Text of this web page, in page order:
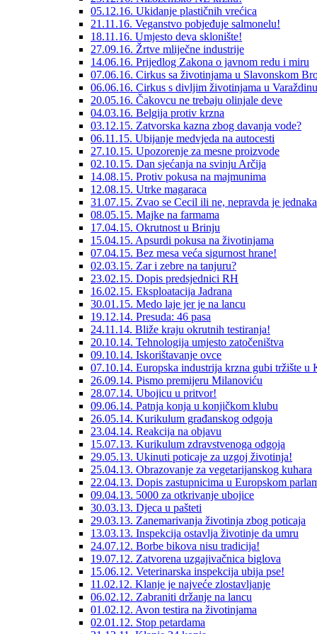
05.12.16. Ukidanje plastičnih vrećica
21.11.16. Veganstvo pobjeđuje salmonelu!
18.11.16. Umjesto deva sklonište!
27.09.16. Žrtve mliječne industrije
14.06.16. Prijedlog Zakona o javnom redu i miru
07.06.16. Cirkus sa životinjama u Slavonskom
06.06.16. Cirkus s divljim životinjama u Varaždinu
20.05.16. Čakovcu ne trebaju olinjale deve
04.03.16. Belgija protiv krzna
03.12.15. Zatvorska kazna zbog davanja vode?
06.11.15. Ubijanje medvjeda na autocesti
27.10.15. Upozorenje za mesne proizvode
02.10.15. Dan sjećanja na svinju Arčija
14.08.15. Protiv pokusa na majmunima
12.08.15. Utrke magaraca
31.07.15. Zvao se Cecil ili ne, nepravda je jednaka
08.05.15. Majke na farmama
17.04.15. Okrutnost u Brinju
15.04.15. Apsurdi pokusa na životinjama
07.04.15. Bez mesa veća sigurnost hrane!
02.03.15. Zar i zebre na tanjuru?
23.02.15. Dopis predsjednici RH
16.02.15. Eksploatacija Jadrana
30.01.15. Medo laje jer je na lancu
19.12.14. Presuda: 46 pasa
24.11.14. Bliže kraju okrutnih testiranja!
20.10.14. Tehnologija umjesto zatočeništva
09.10.14. Iskorištavanje ovce
07.10.14. Europska industrija krzna gubi tržište u
26.09.14. Pismo premijeru Milanoviću
28.07.14. Ubojicu u pritvor!
09.06.14. Patnja konja u konjičkom klubu
26.05.14. Kurikulum građanskog odgoja
23.04.14. Reakcija na objavu
15.07.13. Kurikulum zdravstvenoga odgoja
29.05.13. Ukinuti poticaje za uzgoj životinja!
25.04.13. Obrazovanje za vegetarijanskog kuhara
22.04.13. Dopis zastupnicima u Europskom
09.04.13. 5000 za otkrivanje ubojice
30.03.13. Djeca u pašteti
29.03.13. Zanemarivanja životinja zbog poticaja
13.03.13. Inspekcija ostavlja životinje da umru
24.07.12. Borbe bikova nisu tradicija!
19.07.12. Zatvorena uzgajivačnica biglova
15.06.12. Veterinarska inspekcija ubija pse!
11.02.12. Klanje je najveće zlostavljanje
06.02.12. Zabraniti držanje na lancu
01.02.12. Avon testira na životinjama
02.01.12. Stop petardama